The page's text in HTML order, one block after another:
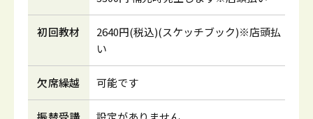
初回教材
2640円(税込)(スケッチブック)※店頭払
い
欠席繰越 可能です